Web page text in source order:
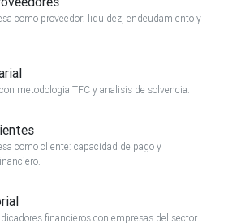
como proveedor: liquidez, endeudamiento y
metodologia TFC y analisis de solvencia.
como cliente: capacidad de pago y
financieros con empresas del sector.